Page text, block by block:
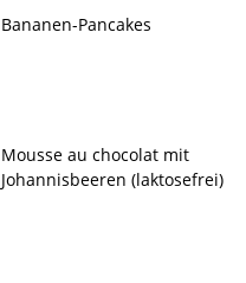
Bananen-Pancakes
Mousse au chocolat mit
Johannisbeeren (laktosefrei)